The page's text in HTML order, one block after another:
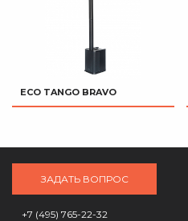
ECO TANGO BRAVO
ЗАДАТЬ ВОПРОС
+7 (495) 765-22-32